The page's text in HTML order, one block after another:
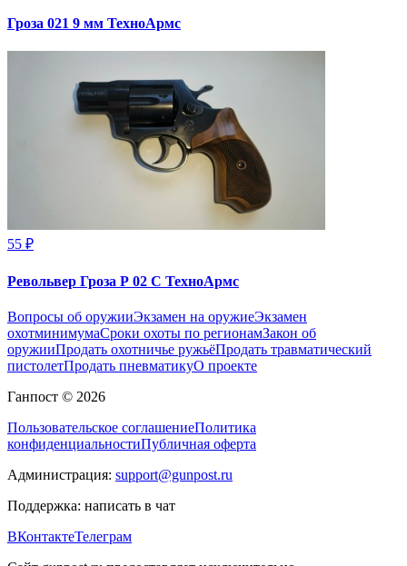
Гроза 021 9 мм ТехноАрмс
55 ₽
Револьвер Гроза Р 02 С ТехноАрмс
Вопросы об оружииЭкзамен на оружиеЭкзамен
охотминимумаСроки охоты по регионамЗакон об
оружииПродать охотничье ружьёПродать травматический
пистолетПродать пневматикуО проекте
Ганпост © 2026
Пользовательское соглашениеПолитика
конфиденциальностиПубличная оферта
Администрация: support@gunpost.ru
Поддержка: написать в чат
ВКонтактеТелеграм